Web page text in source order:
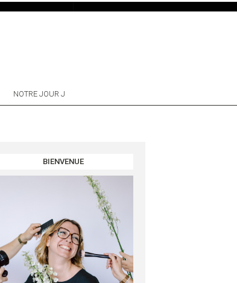
NOTRE JOUR J
BIENVENUE